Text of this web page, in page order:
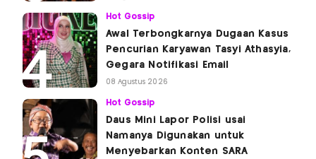
Hot Gossip
Awal Terbongkarnya Dugaan Kasus
Pencurian Karyawan Tasyi Athasyia,
Gegara Notifikasi Email
08 Agustus 2026
Hot Gossip
Daus Mini Lapor Polisi usai
Namanya Digunakan untuk
Menyebarkan Konten SARA